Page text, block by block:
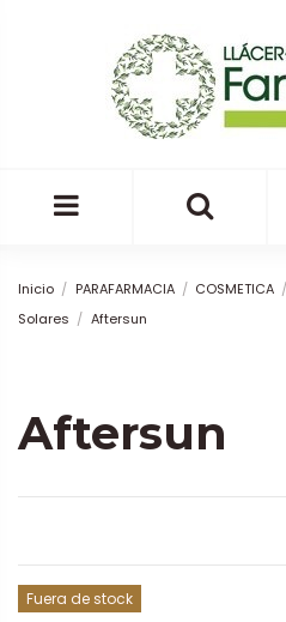
Inicio PARAFARMACIA COSMETICA
Solares
Aftersun
Aftersun
Fuera de stock